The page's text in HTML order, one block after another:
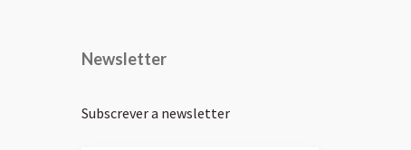
Newsletter
Subscrever a newsletter